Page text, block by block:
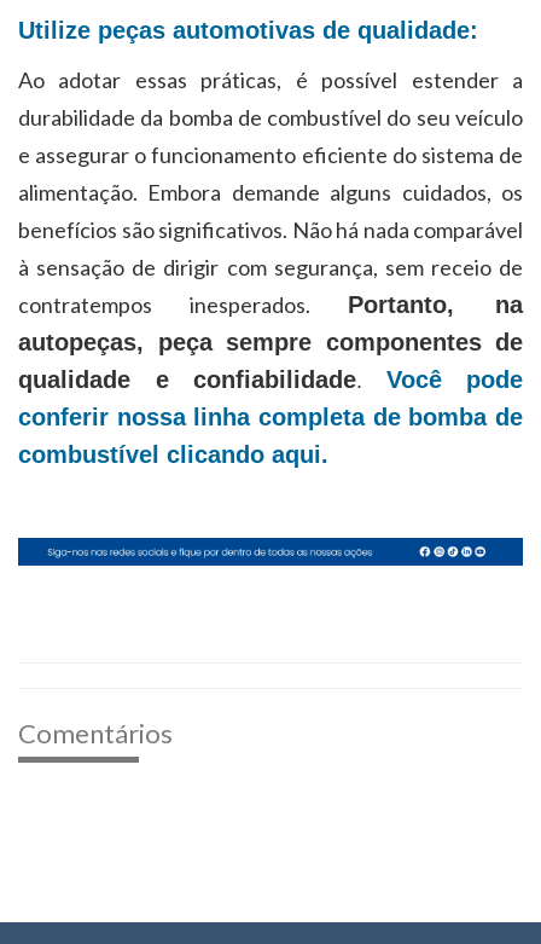
Utilize peças automotivas de qualidade:
Ao adotar essas práticas, é possível estender a
durabilidade da bomba de combustível do seu veículo
e assegurar o funcionamento eficiente do sistema de
alimentação. Embora demande alguns cuidados, os
benefícios são significativos. Não há nada comparável
à sensação de dirigir com segurança, sem receio de
contratempos inesperados. Portanto, na
autopeças, peça sempre componentes de
qualidade e confiabilidade. Você pode
conferir nossa linha completa de bomba de
combustível clicando aqui.
Comentários